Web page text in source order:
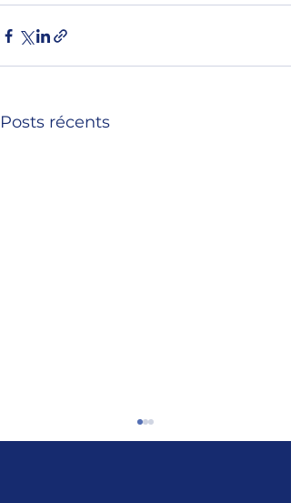
Posts récents